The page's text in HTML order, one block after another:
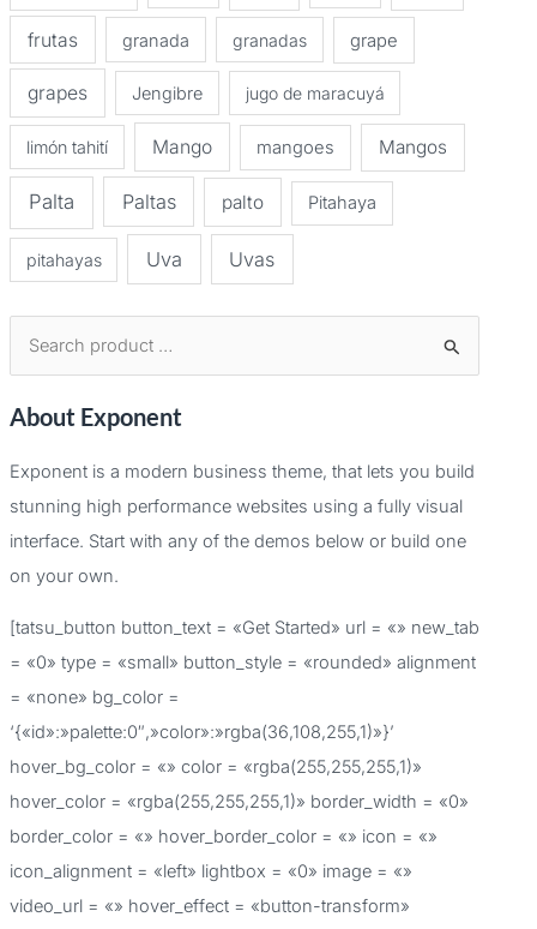
frutas granada granadas grape
grapes Jengibre jugo de maracuyá
limón tahití Mango mangoes Mangos
Palta Paltas palto Pitahaya
pitahayas Uva Uvas
s
r
:
About Exponent
Exponent is a modern business theme, that lets you build
stunning high performance websites using a fully visual
interface. Start with any of the demos below or build one
on your own.
[tatsu_button button_text = «Get Started» url = «» new_tab
= «0» type = «small» button_style = «rounded» alignment
= «none» bg_color =
‘{«id»:»palette:0″,»color»:»rgba(36,108,255,1)»}’
hover_bg_color = «» color = «rgba(255,255,255,1)»
hover_color = «rgba(255,255,255,1)» border_width = «0»
border_color = «» hover_border_color = «» icon = «»
icon_alignment = «left» lightbox = «0» image = «»
video_url = «» hover_effect = «button-transform»